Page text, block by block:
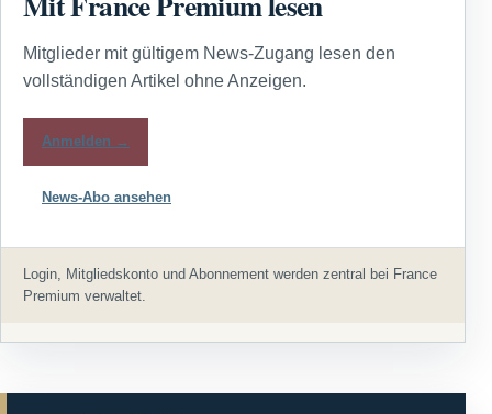
Mitglieder mit gültigem News-Zugang lesen den
vollständigen Artikel ohne Anzeigen.
Anmelden →
News-Abo ansehen
Login, Mitgliedskonto und Abonnement werden zentral bei France
Premium verwaltet.